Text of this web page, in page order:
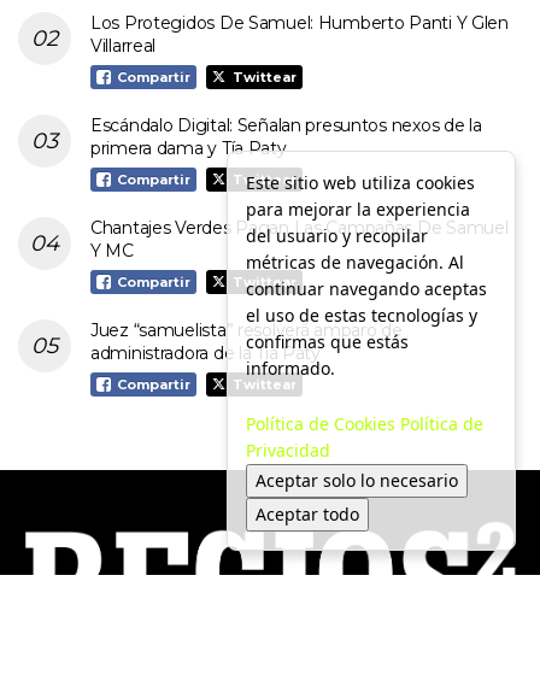
Los Protegidos De Samuel: Humberto Panti Y Glen
Villarreal
Compartir Twittear
Escándalo Digital: Señalan presuntos nexos de la
primera dama y Tía Paty
Compartir Twittear
Chantajes Verdes Pagan Las Campañas De Samuel
Y MC
Compartir Twittear
Juez “samuelista” resolverá amparo de
administradora de la Tía Paty
Compartir Twittear
Este sitio web utiliza cookies
para mejorar la experiencia
del usuario y recopilar
métricas de navegación. Al
continuar navegando aceptas
el uso de estas tecnologías y
confirmas que estás
informado.
Política de Cookies Política de
Privacidad
Aceptar solo lo necesario
Aceptar todo